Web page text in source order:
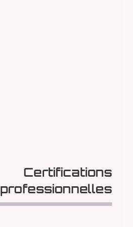
Certifications
professionnelles